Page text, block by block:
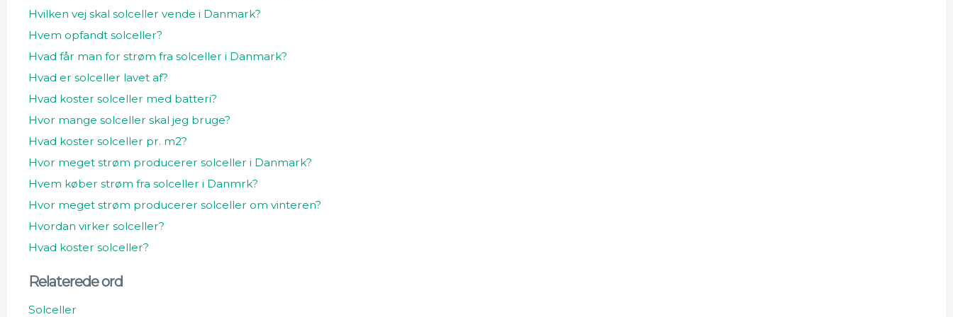
Hvilken vej skal solceller vende i Danmark?
Hvem opfandt solceller?
Hvad får man for strøm fra solceller i Danmark?
Hvad er solceller lavet af?
Hvad koster solceller med batteri?
Hvor mange solceller skal jeg bruge?
Hvad koster solceller pr. m2?
Hvor meget strøm producerer solceller i Danmark?
Hvem køber strøm fra solceller i Danmrk?
Hvor meget strøm producerer solceller om vinteren?
Hvordan virker solceller?
Hvad koster solceller?
Relaterede ord
Solceller